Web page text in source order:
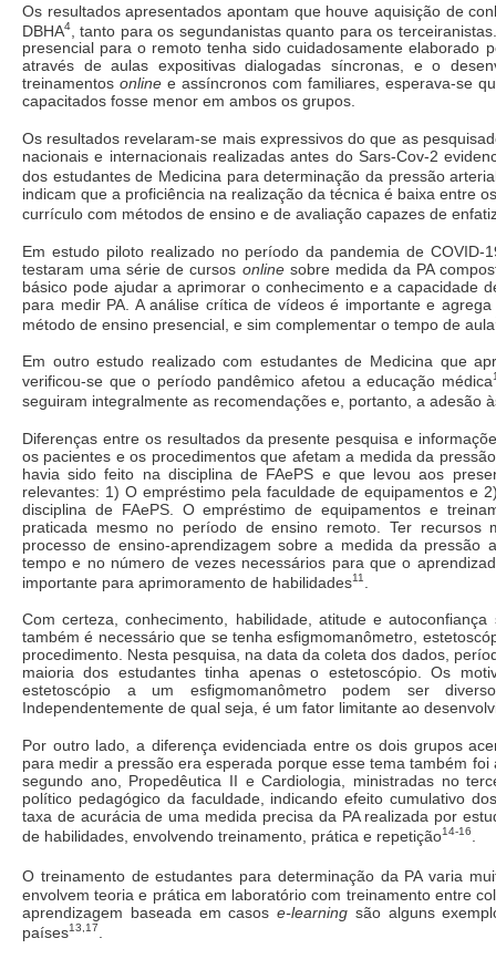
Os resultados apresentados apontam que houve aquisição de
DBHA4
, tanto para os segundanistas quanto para os
presencial para o remoto tenha sido cuidadosamente elaborado
através de aulas expositivas dialogadas síncronas, e o
treinamentos onlinee assíncronos com familiares, esperava-se
capacitados fosse menor em ambos os grupos.
Os resultados revelaram-se mais expressivos do que as
nacionais e internacionais realizadas antes do Sars-Cov-2
dos estudantes de Medicina para determinação da pressão
indicam que a proficiência na realização da técnica é baixa entre
currículo com métodos de ensino e de avaliação capazes de
Em estudo piloto realizado no período da pandemia de
testaram uma série de cursos onlinesobre medida da PA
básico pode ajudar a aprimorar o conhecimento e a capacidade
para medir PA. A análise crítica de vídeos é importante e
método de ensino presencial, e sim complementar o tempo de aula
Em outro estudo realizado com estudantes de Medicina que
verificou-se que o período pandêmico afetou a educação médica
seguiram integralmente as recomendações e, portanto, a adesão
Diferenças entre os resultados da presente pesquisa e
os pacientes e os procedimentos que afetam a medida da
havia sido feito na disciplina de FAePS e que levou aos
relevantes: 1) O empréstimo pela faculdade de equipamentos e
disciplina de FAePS. O empréstimo de equipamentos e
praticada mesmo no período de ensino remoto. Ter recursos
processo de ensino-aprendizagem sobre a medida da
tempo e no número de vezes necessários para que o
importante para aprimoramento de habilidades11
Com certeza, conhecimento, habilidade, atitude e
também é necessário que se tenha esfigmomanômetro,
procedimento. Nesta pesquisa, na data da coleta dos dados,
maioria dos estudantes tinha apenas o estetoscópio. Os
estetoscópio a um esfigmomanômetro podem ser
Independentemente de qual seja, é um fator limitante ao
Por outro lado, a diferença evidenciada entre os dois grupos
para medir a pressão era esperada porque esse tema também
segundo ano, Propedêutica II e Cardiologia, ministradas no
político pedagógico da faculdade, indicando efeito cumulativo
taxa de acurácia de uma medida precisa da PA realizada por
de habilidades, envolvendo treinamento, prática e repetição14-16
O treinamento de estudantes para determinação da PA varia
envolvem teoria e prática em laboratório com treinamento entre
aprendizagem baseada em casose-learning são alguns
países13,17